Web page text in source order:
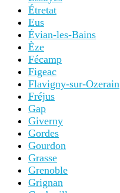
Étretat
Eus
Évian-les-Bains
Èze
Fécamp
Figeac
Flavigny-sur-Ozerain
Fréjus
Gap
Giverny
Gordes
Gourdon
Grasse
Grenoble
Grignan